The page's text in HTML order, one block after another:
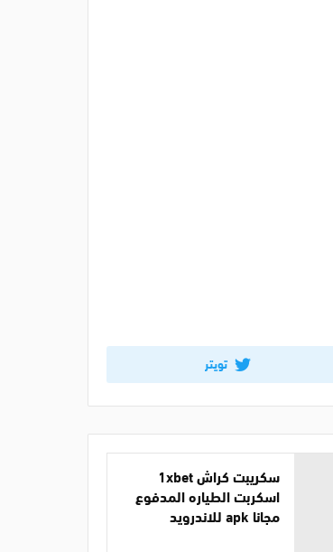
تويتر
سكريبت كراش 1xbet
اسكربت الطياره المدفوع
مجانا apk للاندرويد